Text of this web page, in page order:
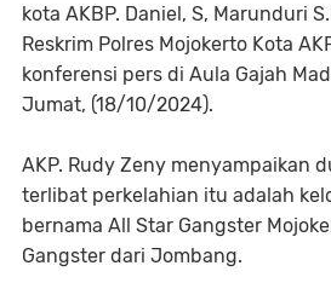
kota AKBP. Daniel, S, Marunduri
Reskrim Polres Mojokerto Kota
konferensi pers di Aula Gajah
Jumat, (18/10/2024).
AKP. Rudy Zeny menyampaikan
terlibat perkelahian itu adalah
bernama All Star Gangster
Gangster dari Jombang.